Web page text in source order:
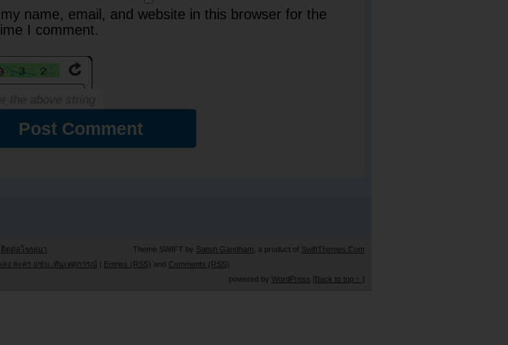
name, email, and website in this browser for the
I comment.
ติดต่อโฆษณา Theme SWIFT by Satish Gandham , a product of SwiftThemes.Com
ลง ละคร แซ่บ..ทันเหตุการณ์ Entries (RSS) and Comments (RSS)
powered by WordPress [Back to top ↑ ]